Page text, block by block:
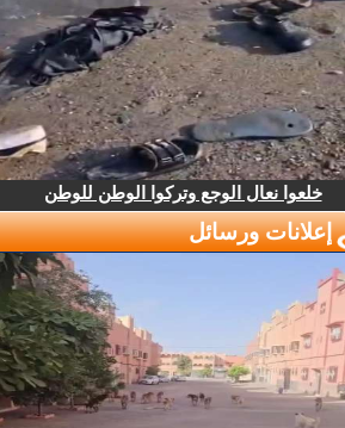
خلعوا نعال الوجع وتركوا الوطن للوطن
إعلانات ورسائل